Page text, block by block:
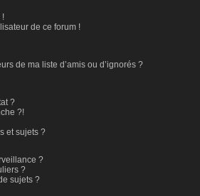
!
de ce forum !
de ma liste d’amis ou d’ignorés ?
?
?!
et sujets ?
?
?
sujets ?